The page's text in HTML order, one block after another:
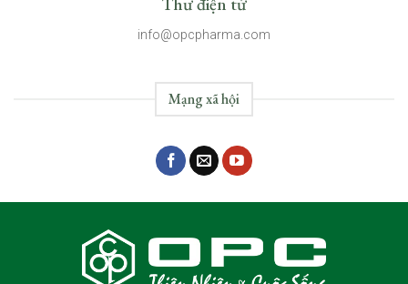
info@opcpharma.com
Mạng xã hội